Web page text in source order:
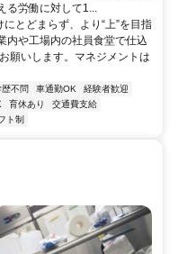
る労働に対して1...
とどまらず、より“上”を目指
内や工場内の社員食堂で仕込
願いします。マネジメントは
歴不問 車通勤OK
経験者歓迎
育休あり
交通費支給
ト制